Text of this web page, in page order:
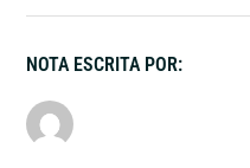
NOTA ESCRITA POR: